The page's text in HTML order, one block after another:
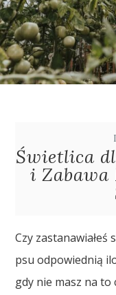
Świetlica
i Zabawa
Czy zastanawiałeś
psu odpowiednią
gdy nie masz na to